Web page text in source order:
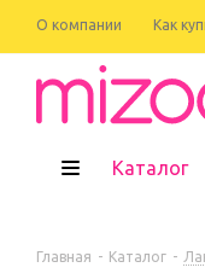
О компании Как
Каталог
Главная - Каталог -